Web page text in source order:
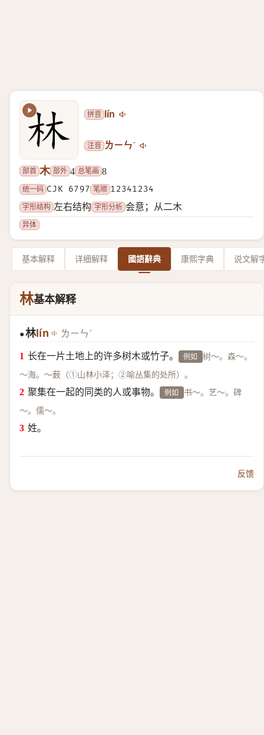
拼音 lín
注音 ㄌㄧㄣˊ
部首 木 部外 4 总笔画 8
统一码 CJK 6797 笔顺 12341234
字形结构 左右结构 字形分析 会意；从二木
异体
基本解释 详细解释 國語辭典 康熙字典 说文解
林基本解释
●林lín ㄌㄧㄣˊ
长在一片土地上的许多树木或竹子。 例如 树～。森～。
～海。～薮（①山林小泽；②喻丛集的处所）。
聚集在一起的同类的人或事物。 例如 书～。艺～。碑
～。儒～。
姓。
反馈